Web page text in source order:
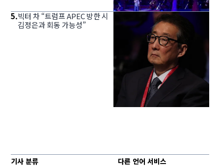
5.빅터 차 “트럼프 APEC 방한 시
김정은과 회동 가능성”
기사 분류 다른 언어 서비스